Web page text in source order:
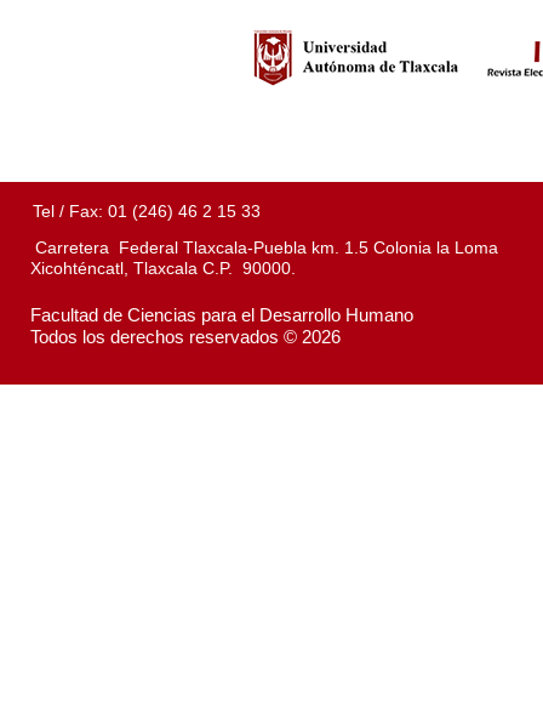
Tel / Fax: 01 (246) 46 2 15 33
Carretera Federal Tlaxcala-Puebla km. 1.5 Colonia la Loma
Xicohténcatl, Tlaxcala C.P. 90000.
Facultad de Ciencias para el Desarrollo Humano
Todos los derechos reservados © 2026